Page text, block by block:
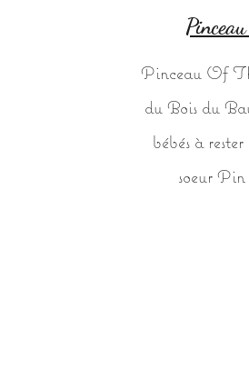
Pinceau Of
du Bois du
bébés à
soeur